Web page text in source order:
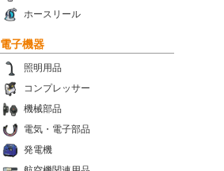
ホースリール
電子機器
照明用品
コンプレッサー
機械部品
電気・電子部品
発電機